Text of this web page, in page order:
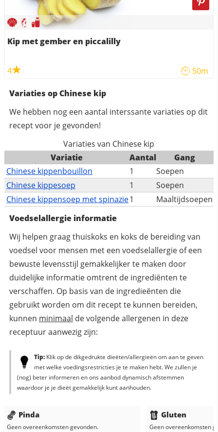
Kip met gember en piccalilly
4 50m
Variaties op Chinese kip
We hebben nog een aantal interssante variaties op dit
recept voor je gevonden!
Variaties van Chinese kip
Variatie
Aantal
Gang
Chinese kippenbouillon
1
Soepen
Chinese kippesoep
1
Soepen
Chinese kippensoep met spinazie1
Maaltijdsoepen
Voedselallergie informatie
Wij helpen graag thuiskoks en koks de bereiding van
voedsel voor mensen met een voedselallergie of een
bewuste levensstijl gemakkelijker te maken door
duidelijke informatie omtrent de ingrediënten te
verschaffen. Op basis van de ingredieënten die
gebruikt worden om dit recept te kunnen bereiden,
kunnen minimaal de volgende allergenen in deze
receptuur aanwezig zijn:
Tip:Klik op de dikgedrukte dieëten/allergieën om aan te geven
met welke voedingsrestricties je te maken hebt. We zullen je
(nog) beter informeren en ons aanbod dynamisch afstemmen
waardoor je je dieët gemakkelijk kunt aanhouden.
Pinda
Geen overeenkomsten gevonden.
Gluten
Geen overeenkomsten